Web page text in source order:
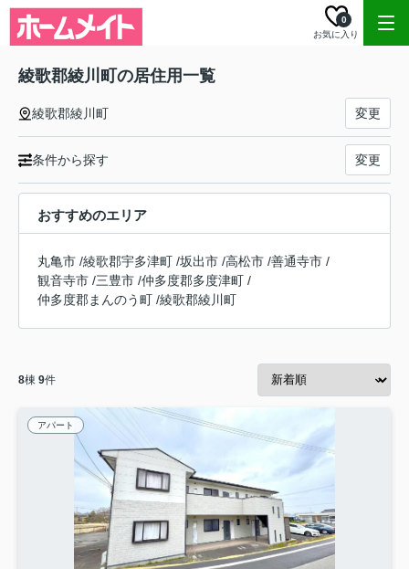
お気に入り
0
綾歌郡綾川町の居住用一覧
綾歌郡綾川町 変更
条件から探す 変更
おすすめのエリア
丸亀市 /綾歌郡宇多津町 /坂出市 /高松市 /善通寺市 /
観音寺市 /三豊市 /仲多度郡多度津町 /
仲多度郡まんのう町 /綾歌郡綾川町
8棟 9件
アパート